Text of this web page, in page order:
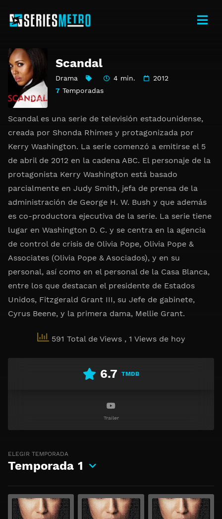
Scandal
Drama 4 min.
2012
7 Temporadas
Scandal es una serie de televisión estadounidense,
creada por Shonda Rhimes y protagonizada por
Kerry Washington. La serie comenzó a emitirse el 5
de abril de 2012 en la cadena ABC. El personaje de la
protagonista Kerry Washington está basado
parcialmente en Judy Smith, jefa de prensa de la
administración de George H. W. Bush y que además
es co-productora ejecutiva de la serie. La serie tiene
lugar en Washington D. C. y se centra en la agencia
de control de crisis de Olivia Pope, Olivia Pope &
Associates (Olivia Pope & Asociados), y en su
personal, así como en el personal de la Casa Blanca,
entre los que destacan el presidente de Estados
Unidos, Fitzgerald Grant III, su Jefe de gabinete,
Cyrus Beene, y la primera dama, Mellie Grant.
591 Total de Views , 1 Views de hoy
6.7 TMDB
Trailer
ELEGIR TEMPORADA
Temporada 1
Ver Ver